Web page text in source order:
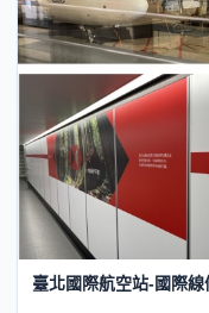
臺北國際航空站-國際線